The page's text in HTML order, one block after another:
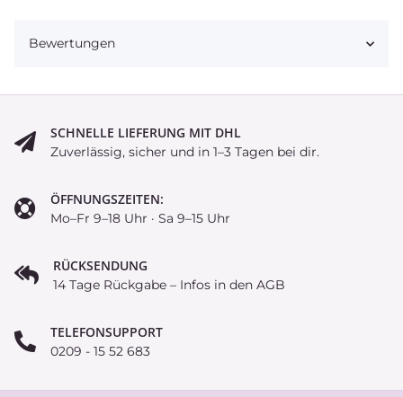
Bewertungen
SCHNELLE LIEFERUNG MIT DHL
Zuverlässig, sicher und in 1–3 Tagen bei dir.
ÖFFNUNGSZEITEN:
Mo–Fr 9–18 Uhr · Sa 9–15 Uhr
RÜCKSENDUNG
14 Tage Rückgabe – Infos in den AGB
TELEFONSUPPORT
0209 - 15 52 683